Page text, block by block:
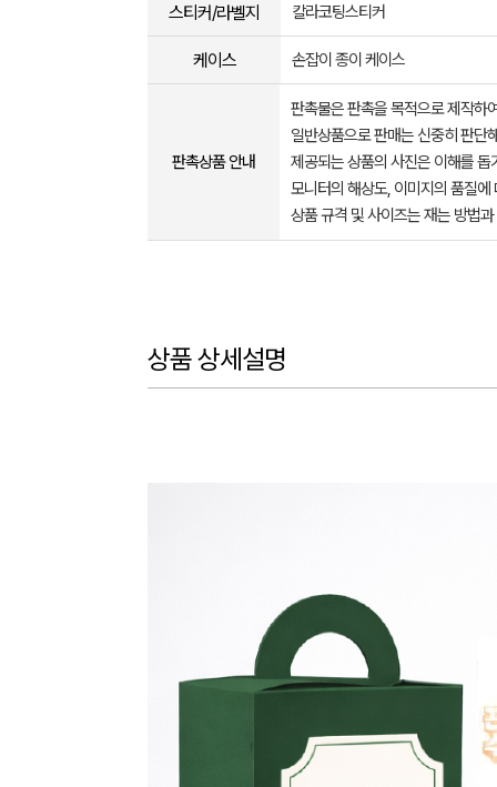
스티커/라벨지 칼라코팅스티커
케이스 손잡이 종이 케이스
판촉상품 안내
판촉물은 판촉을 목적으로 제작하
일반상품으로 판매는 신중히 판단
제공되는 상품의 사진은 이해를
모니터의 해상도, 이미지의 품질
상품 규격 및 사이즈는 재는 방법
상품 상세설명